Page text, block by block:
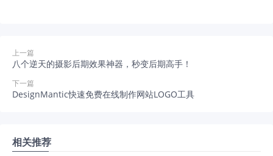
上一篇
八个逆天的摄影后期效果神器，秒变后期高手！
下一篇
DesignMantic快速免费在线制作网站LOGO工具
相关推荐